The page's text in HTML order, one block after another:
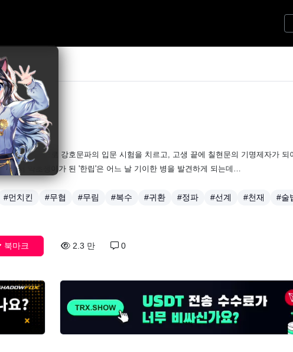
숙부의 도움으로 강호문파의 입문 시험을 치르고, 고생 끝에 칠현문의 기명제자가
추에서 약초쟁이가 된 '한립'은 어느 날 기이한 병을 발견하게 되는데…
#먼치킨 #무협 #무림 #복수 #귀환 #정파 #선계 #천재 #술
북마크 2.3 만 0